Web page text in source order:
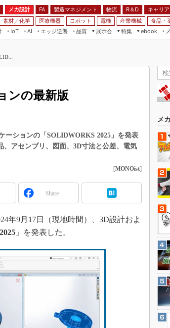
メカ設計 FA 製造マネジメント 物流 R＆D
キャリア
素材／化学 医療機器 ロボット 電機 産業機械 食品・
IoT
AI
エッジ逆襲 品質
展示会
TECHNO-FRONTIER
EdgeTech+
日本ものづくりワールド
WORLD
業オープンネット展
特集
VR／AR
組み込み画像技術
組み込みモデリング
ISO26262
3Dプリンタ
インダストリー4.0
メイドインジャパン
ebook
FA
ンの最新版
ーションの「SOLIDWORKS 2025」を発表
、アセンブリ、図面、3D寸法と公差、電気
[MONOist]
Share
年9月17日（現地時間）、3D設計およ
」を発表した。
メ